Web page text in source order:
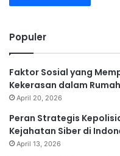
Populer
Faktor Sosial yang
Kekerasan dalam
April 20, 2026
Peran Strategis
Kejahatan Siber di
April 13, 2026